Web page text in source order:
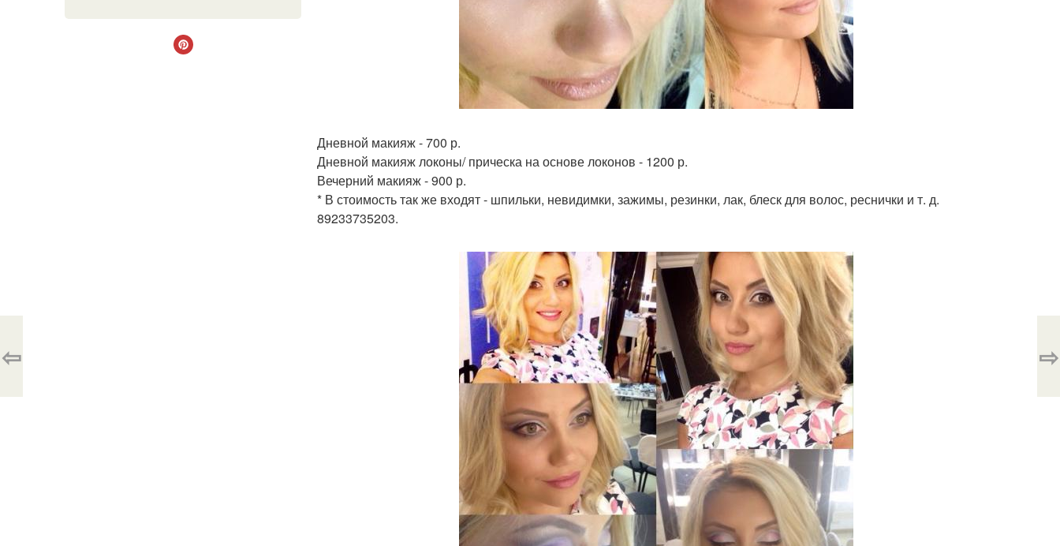
Дневной макияж - 700 р.
Дневной макияж локоны/ прическа на основе локонов - 1200 р.
Вечерний макияж - 900 р.
* В стоимость так же входят - шпильки, невидимки, зажимы, резинки, лак, блеск для волос, реснички и т. д.
89233735203.
⇦ ⇨